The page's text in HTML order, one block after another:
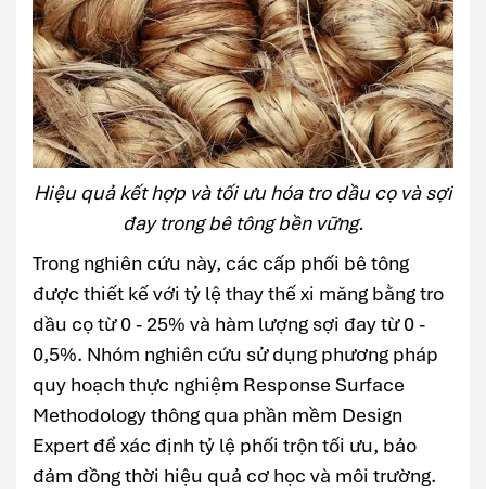
Hiệu quả kết hợp và tối ưu hóa tro dầu cọ và sợi
đay trong bê tông bền vững.
Trong nghiên cứu này, các cấp phối bê tông
được thiết kế với tỷ lệ thay thế xi măng bằng tro
dầu cọ từ 0 - 25% và hàm lượng sợi đay từ 0 -
0,5%. Nhóm nghiên cứu sử dụng phương pháp
quy hoạch thực nghiệm Response Surface
Methodology thông qua phần mềm Design
Expert để xác định tỷ lệ phối trộn tối ưu, bảo
đảm đồng thời hiệu quả cơ học và môi trường.